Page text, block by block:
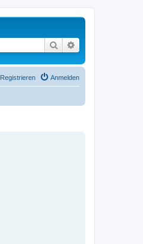
Suche
Anmelden
Registrieren